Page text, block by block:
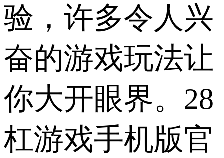
验，许多令人兴
奋的游戏玩法让
你大开眼界。28
杠游戏手机版官